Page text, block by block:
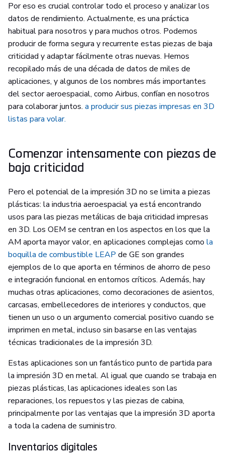
Por eso es crucial controlar todo el proceso y analizar los
datos de rendimiento. Actualmente, es una práctica
habitual para nosotros y para muchos otros. Podemos
producir de forma segura y recurrente estas piezas de baja
criticidad y adaptar fácilmente otras nuevas. Hemos
recopilado más de una década de datos de miles de
aplicaciones, y algunos de los nombres más importantes
del sector aeroespacial, como Airbus, confían en nosotros
para colaborar juntos. a producir sus piezas impresas en 3D
listas para volar.
Comenzar intensamente con piezas de
baja criticidad
Pero el potencial de la impresión 3D no se limita a piezas
plásticas: la industria aeroespacial ya está encontrando
usos para las piezas metálicas de baja criticidad impresas
en 3D. Los OEM se centran en los aspectos en los que la
AM aporta mayor valor, en aplicaciones complejas como la
boquilla de combustible LEAP de GE son grandes
ejemplos de lo que aporta en términos de ahorro de peso
e integración funcional en entornos críticos. Además, hay
muchas otras aplicaciones, como decoraciones de asientos,
carcasas, embellecedores de interiores y conductos, que
tienen un uso o un argumento comercial positivo cuando se
imprimen en metal, incluso sin basarse en las ventajas
técnicas tradicionales de la impresión 3D.
Estas aplicaciones son un fantástico punto de partida para
la impresión 3D en metal. Al igual que cuando se trabaja en
piezas plásticas, las aplicaciones ideales son las
reparaciones, los repuestos y las piezas de cabina,
principalmente por las ventajas que la impresión 3D aporta
a toda la cadena de suministro.
Inventarios digitales